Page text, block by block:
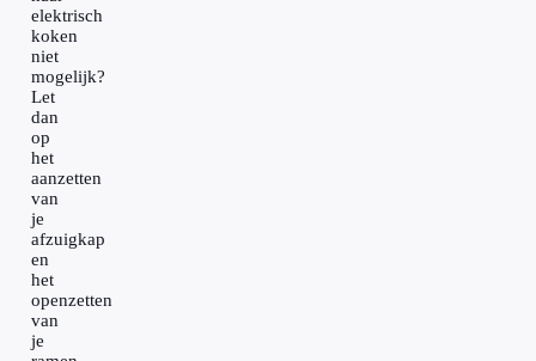
elektrisch
koken
niet
mogelijk?
Let
dan
op
het
aanzetten
van
je
afzuigkap
en
het
openzetten
van
je